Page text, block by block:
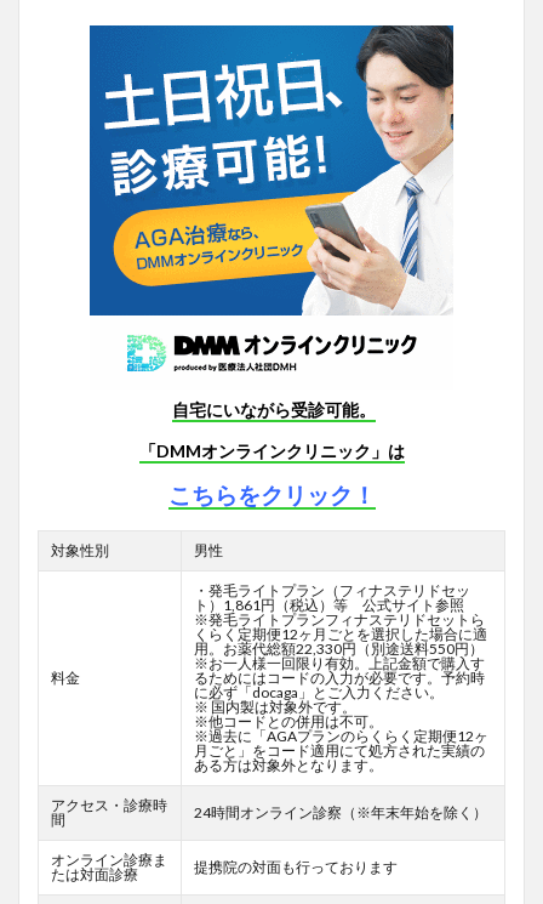
自宅にいながら受診可能。
「DMMオンラインクリニック」は
こちらをクリック！
対象性別 男性
料金
・発毛ライトプラン（フィナステリドセッ
ト）1,861円（税込）等 公式サイト参照
※発毛ライトプランフィナステリドセットら
くらく定期便12ヶ月ごとを選択した場合に適
用。お薬代総額22,330円（別途送料550円）
※お一人様一回限り有効。上記金額で購入す
るためにはコードの入力が必要です。予約時
に必ず「docaga」とご入力ください。
※ 国内製は対象外です。
※他コードとの併用は不可。
※過去に「AGAプランのらくらく定期便12ヶ
月ごと」をコード適用にて処方された実績の
ある方は対象外となります。
アクセス・診療時
間
24時間オンライン診察（※年末年始を除く）
オンライン診療ま
たは対面診療
提携院の対面も行っております